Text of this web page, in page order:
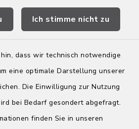
Ich stimme nicht zu
dass wir technisch notwendige
eine optimale Darstellung unserer
Die Einwilligung zur Nutzung
bei Bedarf gesondert abgefragt.
finden Sie in unseren
Kontakt
Sprache